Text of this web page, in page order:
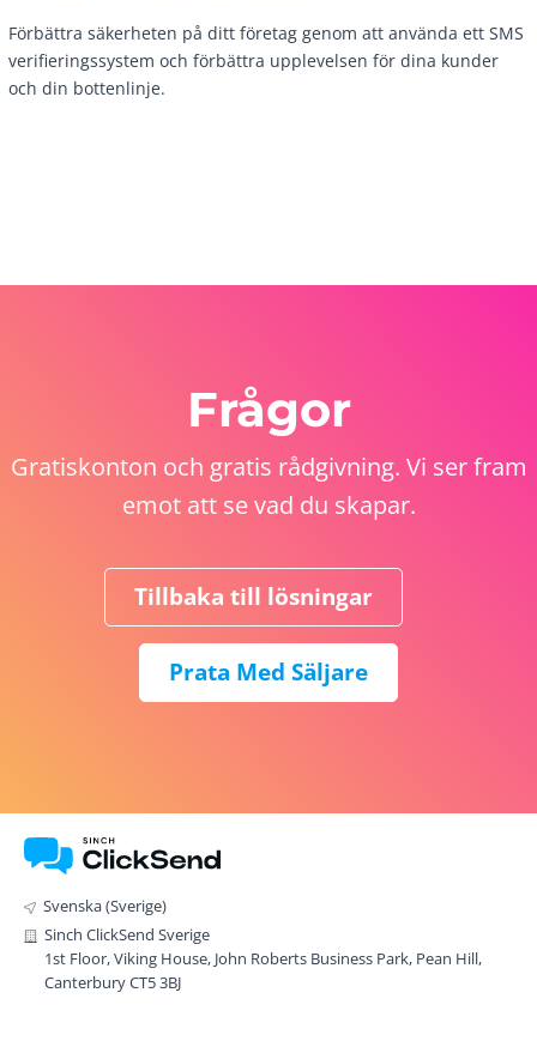
Förbättra säkerheten på ditt företag genom att använda ett SMS
verifieringssystem och förbättra upplevelsen för dina kunder
och din bottenlinje.
Frågor
Gratiskonton och gratis rådgivning. Vi ser fram
emot att se vad du skapar.
Tillbaka till lösningar
Prata Med Säljare
Svenska (Sverige)
Sinch ClickSend Sverige
1st Floor, Viking House, John Roberts Business Park, Pean Hill,
Canterbury CT5 3BJ